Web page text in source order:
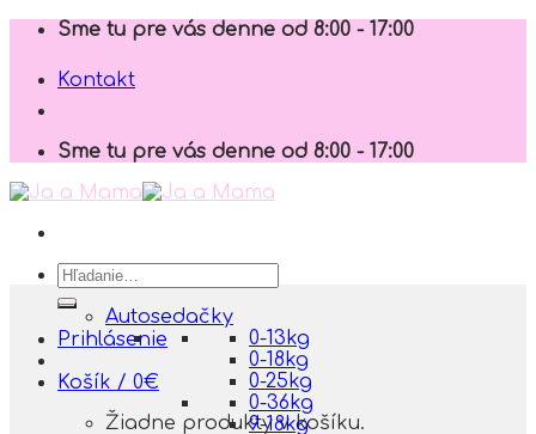
Skip
content
Sme tu pre vás denne od 8:00 - 17:00
Kontakt
Sme tu pre vás denne od 8:00 - 17:00
Hľadať:
Prihlásenie
Košík / 0€
Žiadne produkty v košíku.
Autosedačky
0-13kg
0-18kg
0-25kg
0-36kg
9-18kg